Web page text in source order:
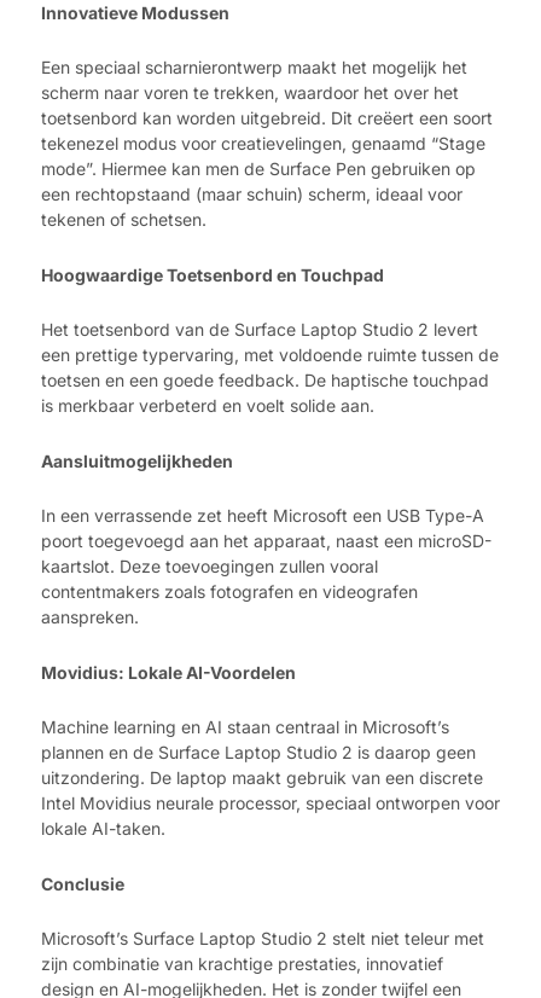
Innovatieve Modussen
Een speciaal scharnierontwerp maakt het mogelijk het
scherm naar voren te trekken, waardoor het over het
toetsenbord kan worden uitgebreid. Dit creëert een soort
tekenezel modus voor creatievelingen, genaamd “Stage
mode”. Hiermee kan men de Surface Pen gebruiken op
een rechtopstaand (maar schuin) scherm, ideaal voor
tekenen of schetsen.
Hoogwaardige Toetsenbord en Touchpad
Het toetsenbord van de Surface Laptop Studio 2 levert
een prettige typervaring, met voldoende ruimte tussen de
toetsen en een goede feedback. De haptische touchpad
is merkbaar verbeterd en voelt solide aan.
Aansluitmogelijkheden
In een verrassende zet heeft Microsoft een USB Type-A
poort toegevoegd aan het apparaat, naast een microSD-
kaartslot. Deze toevoegingen zullen vooral
contentmakers zoals fotografen en videografen
aanspreken.
Movidius: Lokale AI-Voordelen
Machine learning en AI staan centraal in Microsoft’s
plannen en de Surface Laptop Studio 2 is daarop geen
uitzondering. De laptop maakt gebruik van een discrete
Intel Movidius neurale processor, speciaal ontworpen voor
lokale AI-taken.
Conclusie
Microsoft’s Surface Laptop Studio 2 stelt niet teleur met
zijn combinatie van krachtige prestaties, innovatief
design en AI-mogelijkheden. Het is zonder twijfel een